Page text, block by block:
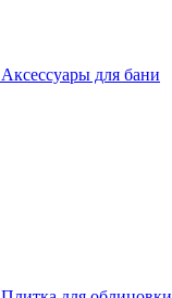
Аксессуары для бани